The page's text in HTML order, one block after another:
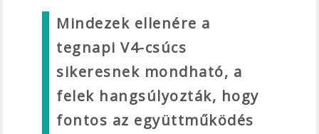
Mindezek ellenére a
tegnapi V4-csúcs
sikeresnek mondható, a
felek hangsúlyozták, hogy
fontos az együttműködés